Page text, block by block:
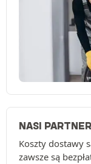
NASI
Koszty dostawy
zawsze są